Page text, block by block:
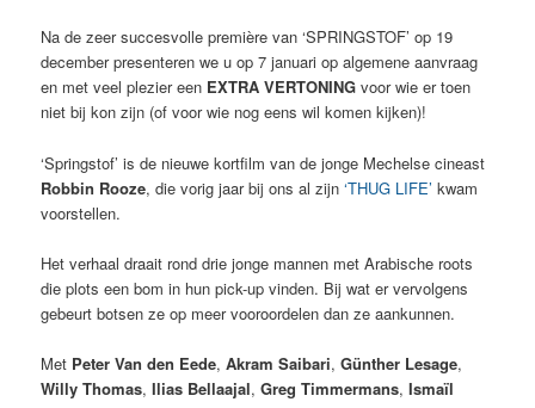
Na de zeer succesvolle première van ‘SPRINGSTOF’ op 19
december presenteren we u op 7 januari op algemene aanvraag
en met veel plezier een EXTRA VERTONING voor wie er toen
niet bij kon zijn (of voor wie nog eens wil komen kijken)!
‘Springstof’ is de nieuwe kortfilm van de jonge Mechelse cineast
Robbin Rooze, die vorig jaar bij ons al zijn‘THUG LIFE’ kwam
voorstellen.
Het verhaal draait rond drie jonge mannen met Arabische roots
die plots een bom in hun pick-up vinden. Bij wat er vervolgens
gebeurt botsen ze op meer vooroordelen dan ze aankunnen.
Met Peter Van den Eede,Akram Saibari,Günther Lesage,
Willy Thomas,Ilias Bellaajal,Greg Timmermans,Ismaïl